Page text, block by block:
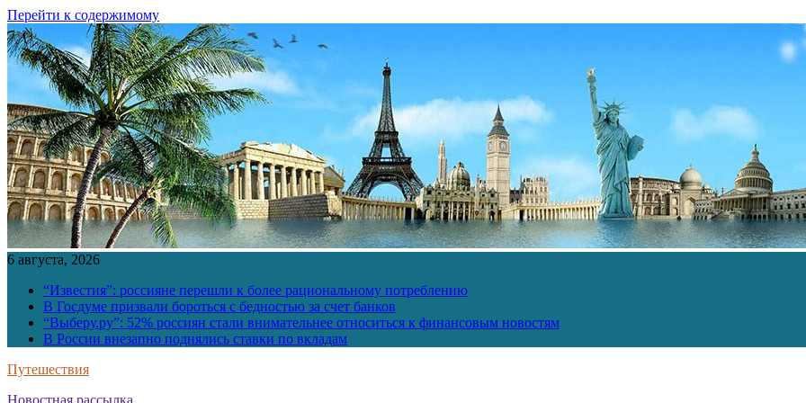
Перейти к содержимому
6 августа, 2026
“Известия”: россияне перешли к более рациональному потреблению
В Госдуме призвали бороться с бедностью за счет банков
“Выберу.ру”: 52% россиян стали внимательнее относиться к финансовым новостям
В России внезапно поднялись ставки по вкладам
Путешествия
Новостная рассылка